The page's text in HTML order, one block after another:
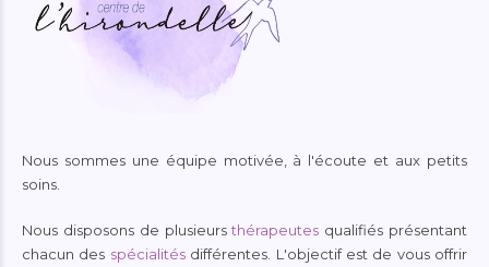
Nous sommes une équipe motivée, à l'écoute et aux petits
soins.
Nous disposons de plusieursthérapeutes qualifiés présentant
chacun des spécialitésdifférentes. L'objectif est de vous offrir